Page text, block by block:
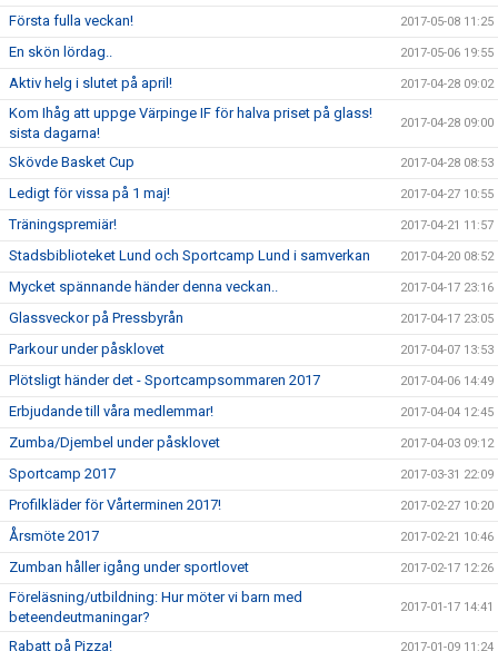
Första fulla veckan! 2017-05-08 11:25
En skön lördag.. 2017-05-06 19:55
Aktiv helg i slutet på april! 2017-04-28 09:02
Kom Ihåg att uppge Värpinge IF för halva priset på glass!
sista dagarna!
2017-04-28 09:00
Skövde Basket Cup 2017-04-28 08:53
Ledigt för vissa på 1 maj! 2017-04-27 10:55
Träningspremiär! 2017-04-21 11:57
Stadsbiblioteket Lund och Sportcamp Lund i samverkan 2017-04-20 08:52
Mycket spännande händer denna veckan.. 2017-04-17 23:16
Glassveckor på Pressbyrån 2017-04-17 23:05
Parkour under påsklovet 2017-04-07 13:53
Plötsligt händer det - Sportcampsommaren 2017 2017-04-06 14:49
Erbjudande till våra medlemmar! 2017-04-04 12:45
Zumba/Djembel under påsklovet 2017-04-03 09:12
Sportcamp 2017 2017-03-31 22:09
Profilkläder för Vårterminen 2017! 2017-02-27 10:20
Årsmöte 2017 2017-02-21 10:46
Zumban håller igång under sportlovet 2017-02-17 12:26
Föreläsning/utbildning: Hur möter vi barn med
beteendeutmaningar?
2017-01-17 14:41
Rabatt på Pizza! 2017-01-09 11:24